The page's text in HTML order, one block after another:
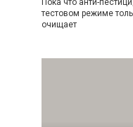
Пока что анти-
тестовом режиме
очищает